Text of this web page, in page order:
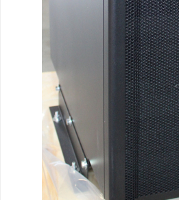
Sisteme de management (BMS)
Redresoare, incarcatoare si testere
Redresoare auto, moto, barci si
stationare